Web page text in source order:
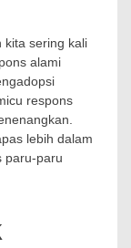
kita sering kali
alami
respons
lebih dalam
paru-paru